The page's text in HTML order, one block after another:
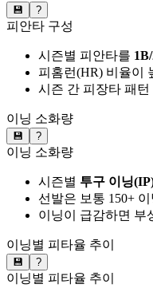
💾 ?
피안타 구성
시즌별 피안타를
피홈런(HR) 비율이
시즌 간 피장타 패
이닝 소화량
💾 ?
이닝 소화량
시즌별 투구 이닝
선발은 보통 150+
이닝이 급감하면 부
이닝별 피타율 추이
💾 ?
이닝별 피타율 추이